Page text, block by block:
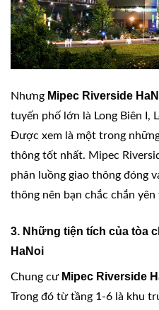
Nhưng Mipec Riverside
tuyến phố lớn là Long Biên I,
Được xem là một trong
thông tốt nhất. Mipec
phân luồng giao thông đóng
thông nên bạn chắc chắn yên
3. Những tiện tích của tòa
HaNoi
Chung cư Mipec Riverside
Trong đó từ tầng 1-6 là khu